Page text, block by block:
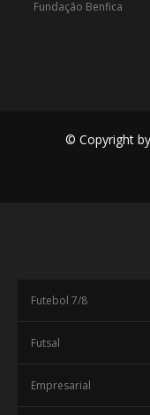
© Copyright
Futebol 7/8
Futsal
Empresarial